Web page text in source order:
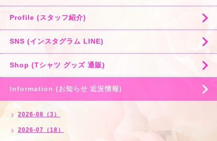
Profile (スタッフ紹介)
SNS (インスタグラム LINE)
Shop (Tシャツ グッズ 通販)
Information (お知らせ 近況情報)
2026-08（3）
2026-07（18）